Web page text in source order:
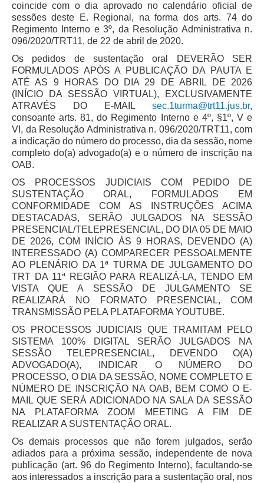
Consulta Jurisprudencial
Falcão - Busca por Jurisprudência
Pangea - precedentes qualificados
Súmulas
Precedentes e Ações Coletivas
Centro de Inteligência
Unidade de Monitoramento e Fiscalização - UMF
Assédio Eleitoral
Transparência
Portal Transparência
Gestão
Audiências e Sessões
Serviço de Informação ao Cidadão
Ouvidoria
Tecnologia da Informação e Comunicação
Licitações, contratos e Instrumentos
Gestão de Pessoas
Auditoria e Prestação de Contas
Sustentabilidade
Acessibilidade
LGPD
Legislação
coincide com o dia aprovado no calendário oficial de
sessões deste E. Regional, na forma dos arts. 74 do
Regimento Interno e 3º, da Resolução Administrativa n.
096/2020/TRT11, de 22 de abril de 2020.
Os pedidos de sustentação oral DEVERÃO SER
FORMULADOS APÓS A PUBLICAÇÃO DA PAUTA E
ATÉ AS 9 HORAS DO DIA 29 DE ABRIL DE 2026
(INÍCIO DA SESSÃO VIRTUAL), EXCLUSIVAMENTE
ATRAVÉS DO E-MAIL sec.1turma@trt11.jus.br,
consoante arts. 81, do Regimento Interno e 4º, §1º, V e
VI, da Resolução Administrativa n. 096/2020/TRT11, com
a indicação do número do processo, dia da sessão, nome
completo do(a) advogado(a) e o número de inscrição na
OAB.
OS PROCESSOS JUDICIAIS COM PEDIDO DE
SUSTENTAÇÃO ORAL, FORMULADOS EM
CONFORMIDADE COM AS INSTRUÇÕES ACIMA
DESTACADAS, SERÃO JULGADOS NA SESSÃO
PRESENCIAL/TELEPRESENCIAL, DO DIA 05 DE MAIO
DE 2026, COM INÍCIO ÀS 9 HORAS, DEVENDO (A)
INTERESSADO (A) COMPARECER PESSOALMENTE
AO PLENÁRIO DA 1ª TURMA DE JULGAMENTO DO
TRT DA 11ª REGIÃO PARA REALIZÁ-LA, TENDO EM
VISTA QUE A SESSÃO DE JULGAMENTO SE
REALIZARÁ NO FORMATO PRESENCIAL, COM
TRANSMISSÃO PELA PLATAFORMA YOUTUBE.
OS PROCESSOS JUDICIAIS QUE TRAMITAM PELO
SISTEMA 100% DIGITAL SERÃO JULGADOS NA
SESSÃO TELEPRESENCIAL, DEVENDO O(A)
ADVOGADO(A), INDICAR O NÚMERO DO
PROCESSO, O DIA DA SESSÃO, NOME COMPLETO E
NÚMERO DE INSCRIÇÃO NA OAB, BEM COMO O E-
MAIL QUE SERÁ ADICIONADO NA SALA DA SESSÃO
NA PLATAFORMA ZOOM MEETING A FIM DE
REALIZAR A SUSTENTAÇÃO ORAL.
Os demais processos que não forem julgados, serão
adiados para a próxima sessão, independente de nova
publicação (art. 96 do Regimento Interno), facultando-se
aos interessados a inscrição para a sustentação oral, nos